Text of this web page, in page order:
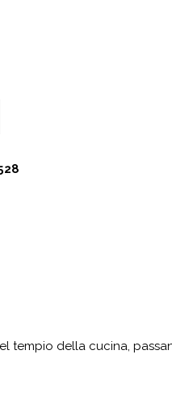
tempio della cucina,